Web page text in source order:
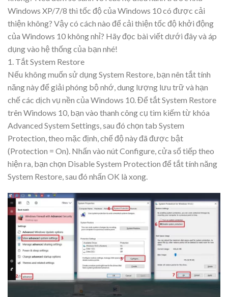
Windows XP/7/8 thì tốc độ của Windows 10 có được cải
thiện không? Vậy có cách nào để cải thiện tốc độ khởi động
của Windows 10 không nhỉ? Hãy đọc bài viết dưới đây và áp
dụng vào hệ thống của bạn nhé!
1. Tắt System Restore
Nếu không muốn sử dụng System Restore, bạn nên tắt tính
năng này để giải phóng bộ nhớ, dung lượng lưu trữ và hạn
chế các dịch vụ nền của Windows 10. Để tắt System Restore
trên Windows 10, bạn vào thanh công cụ tìm kiếm từ khóa
Advanced System Settings, sau đó chọn tab System
Protection, theo mặc định, chế độ này đã được bật
(Protection = On). Nhấn vào nút Configure, cửa sổ tiếp theo
hiện ra, bạn chọn Disable System Protection để tắt tính năng
System Restore, sau đó nhấn OK là xong.